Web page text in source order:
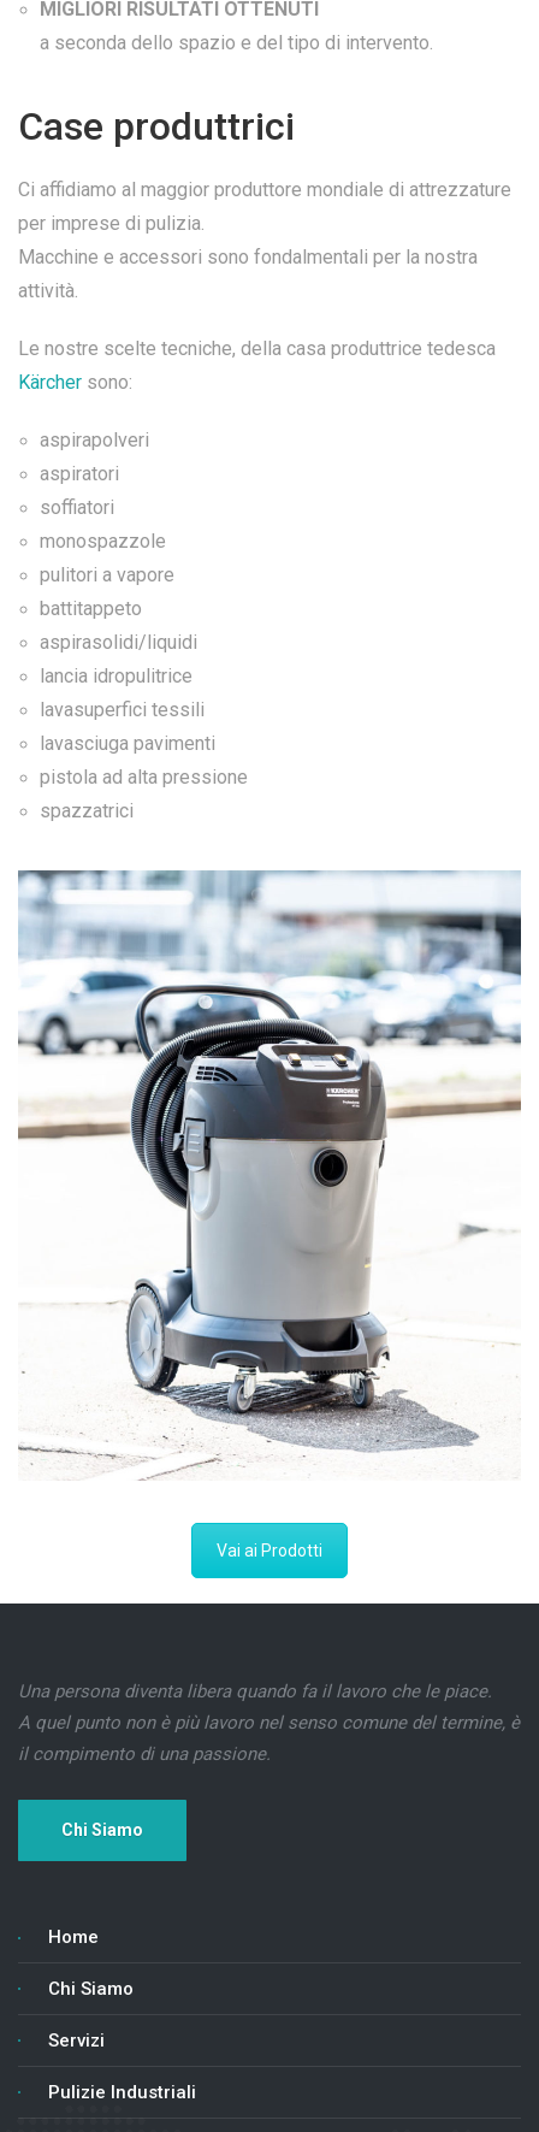
MIGLIORI RISULTATI OTTENUTI
a seconda dello spazio e del tipo di intervento.
Case produttrici
Ci affidiamo al maggior produttore mondiale di attrezzature
per imprese di pulizia.
Macchine e accessori sono fondalmentali per la nostra
attività.
Le nostre scelte tecniche, della casa produttrice tedesca
Kärcher sono:
aspirapolveri
aspiratori
soffiatori
monospazzole
pulitori a vapore
battitappeto
aspirasolidi/liquidi
lancia idropulitrice
lavasuperfici tessili
lavasciuga pavimenti
pistola ad alta pressione
spazzatrici
Vai ai Prodotti
Una persona diventa libera quando fa il lavoro che le piace.
A quel punto non è più lavoro nel senso comune del termine, è
il compimento di una passione.
Chi Siamo
Home
Chi Siamo
Servizi
Pulizie Industriali